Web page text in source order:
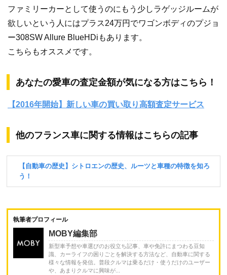
ファミリーカーとして使うのにもう少しラゲッジルームが
欲しいという人にはプラス24万円でワゴンボディのプジョ
ー308SW Allure BlueHDiもあります。
こちらもオススメです。
あなたの愛車の査定金額が気になる方はこちら！
【2016年開始】新しい車の買い取り高額査定サービス
他のフランス車に関する情報はこちらの記事
執筆者プロフィール
MOBY編集部
新型車予想や車選びのお役立ち記事、車や免許にまつわる豆知
識、カーライフの困りごとを解決する方法など、自動車に関する
様々な情報を発信。普段クルマは乗るだけ・使うだけのユーザー
や、あまりクルマに興味が...